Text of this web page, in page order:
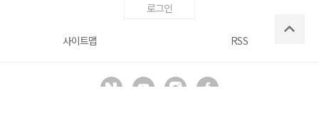
로그인
사이트맵 RSS